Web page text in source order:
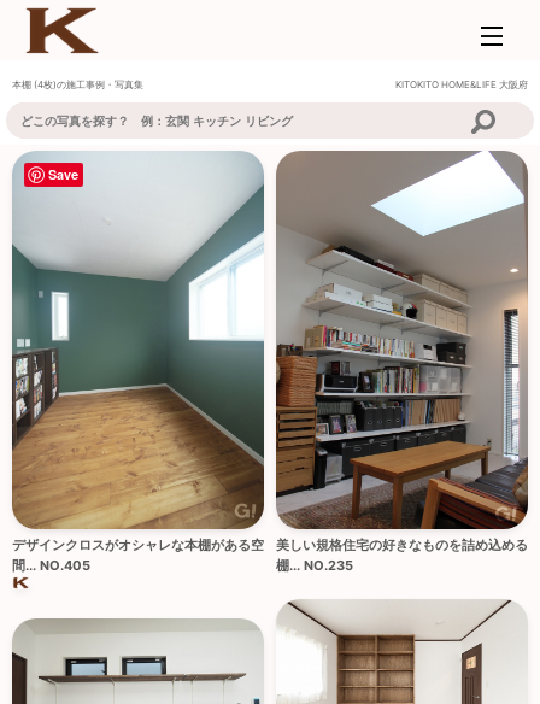
本棚 (4枚)の施工事例・写真集 KITOKITO HOME&LIFE 大阪府
デザインクロスがオシャレな本棚がある空
間... NO.405
美しい規格住宅の好きなものを詰め込める
棚... NO.235
Save